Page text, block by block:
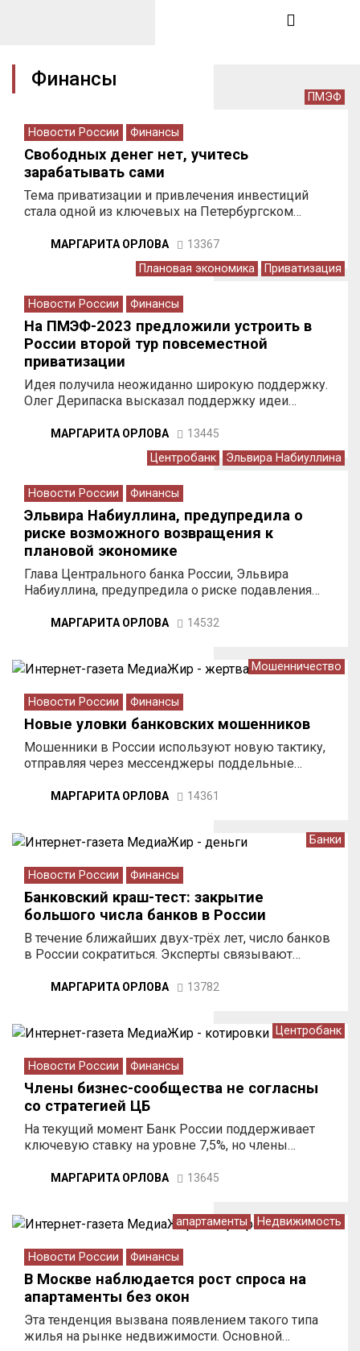
Финансы
ПМЭФ
Новости России Финансы
Свободных денег нет, учитесь
зарабатывать сами
Тема приватизации и привлечения инвестиций
стала одной из ключевых на Петербургском…
МАРГАРИТА ОРЛОВА 13367
Плановая экономика Приватизация
Новости России Финансы
На ПМЭФ-2023 предложили устроить в
России второй тур повсеместной
приватизации
Идея получила неожиданно широкую поддержку.
Олег Дерипаска высказал поддержку идеи…
МАРГАРИТА ОРЛОВА 13445
Центробанк Эльвира Набиуллина
Новости России Финансы
Эльвира Набиуллина, предупредила о
риске возможного возвращения к
плановой экономике
Глава Центрального банка России, Эльвира
Набиуллина, предупредила о риске подавления…
МАРГАРИТА ОРЛОВА 14532
Мошенничество
Новости России Финансы
Новые уловки банковских мошенников
Мошенники в России используют новую тактику,
отправляя через мессенджеры поддельные…
МАРГАРИТА ОРЛОВА 14361
Банки
Новости России Финансы
Банковский краш-тест: закрытие
большого числа банков в России
В течение ближайших двух-трёх лет, число банков
в России сократиться. Эксперты связывают…
МАРГАРИТА ОРЛОВА 13782
Центробанк
Новости России Финансы
Члены бизнес-сообщества не согласны
со стратегией ЦБ
На текущий момент Банк России поддерживает
ключевую ставку на уровне 7,5%, но члены…
МАРГАРИТА ОРЛОВА 13645
апартаменты Недвижимость
Новости России Финансы
В Москве наблюдается рост спроса на
апартаменты без окон
Эта тенденция вызвана появлением такого типа
жилья на рынке недвижимости. Основной…